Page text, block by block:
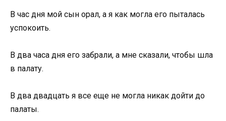
В час дня мой сын орал, а я как могла его пыталась
успокоить.
В два часа дня его забрали, а мне сказали, чтобы шла
в палату.
В два двадцать я все еще не могла никак дойти до
палаты.